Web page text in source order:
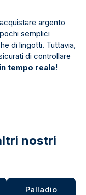
argento
semplici
di lingotti. Tuttavia,
di controllare
in tempo reale!
nostri
Palladio